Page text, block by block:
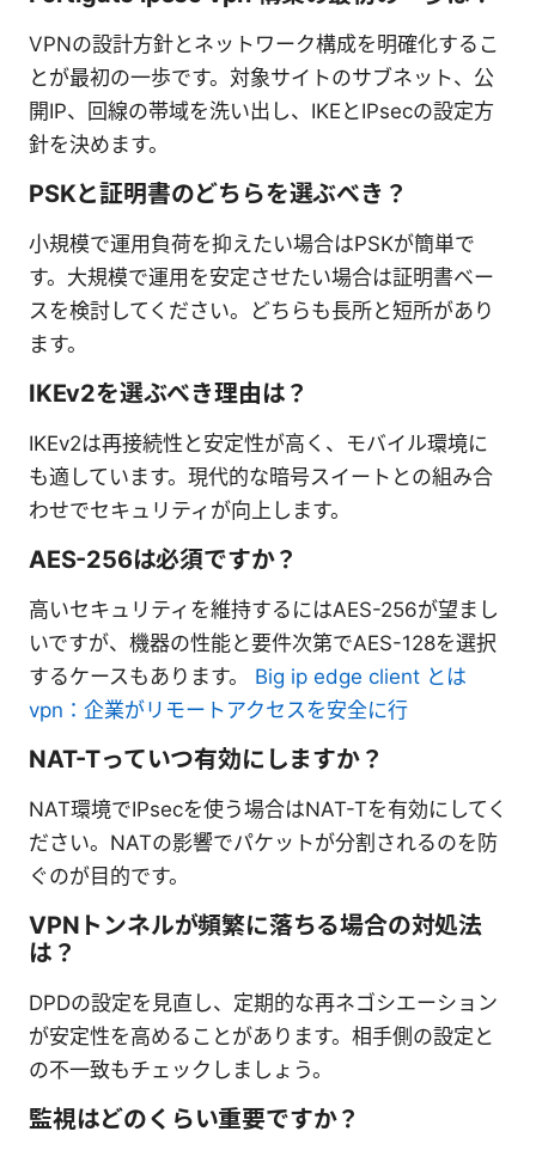
VPNの設計方針とネットワーク構成を明確化するこ
とが最初の一歩です。対象サイトのサブネット、公
開IP、回線の帯域を洗い出し、IKEとIPsecの設定方
針を決めます。
PSKと証明書のどちらを選ぶべき？
小規模で運用負荷を抑えたい場合はPSKが簡単で
す。大規模で運用を安定させたい場合は証明書ベー
スを検討してください。どちらも長所と短所があり
ます。
IKEv2を選ぶべき理由は？
IKEv2は再接続性と安定性が高く、モバイル環境に
も適しています。現代的な暗号スイートとの組み合
わせでセキュリティが向上します。
AES-256は必須ですか？
高いセキュリティを維持するにはAES-256が望まし
いですが、機器の性能と要件次第でAES-128を選択
するケースもあります。 Big ip edge client とは
vpn：企業がリモートアクセスを安全に行
NAT-Tっていつ有効にしますか？
NAT環境でIPsecを使う場合はNAT-Tを有効にしてく
ださい。NATの影響でパケットが分割されるのを防
ぐのが目的です。
VPNトンネルが頻繁に落ちる場合の対処法
は？
DPDの設定を見直し、定期的な再ネゴシエーション
が安定性を高めることがあります。相手側の設定と
の不一致もチェックしましょう。
監視はどのくらい重要ですか？